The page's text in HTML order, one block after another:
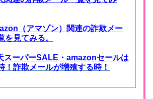
（アマゾン）関連の詐欺メー
を見てみる。
スーパーSALE・amazonセールは
！詐欺メールが増殖する時！